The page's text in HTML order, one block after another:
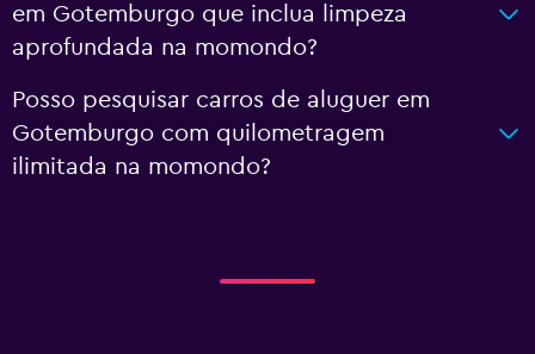
em Gotemburgo que inclua limpeza
aprofundada na momondo?
Posso pesquisar carros de aluguer em
Gotemburgo com quilometragem
ilimitada na momondo?